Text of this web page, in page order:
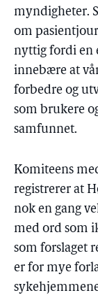
myndigheter.
om
nyttig fordi en
innebære at
forbedre og
som brukere
samfunnet.
Komiteens
registrerer at
nok en gang
med ord som
som forslaget
er for mye